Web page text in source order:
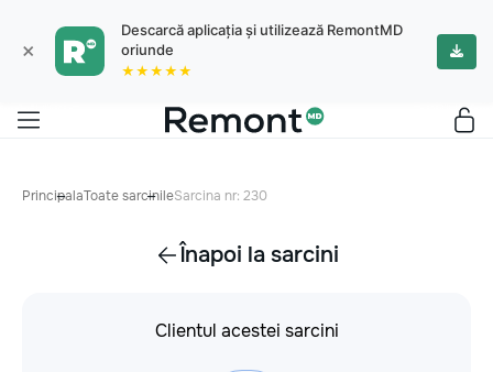
×
Descarcă aplicația și utilizează RemontMD
oriunde
★★★★★
PrincipalaToate sarcinileSarcina nr: 230
Înapoi la sarcini
Clientul acestei sarcini